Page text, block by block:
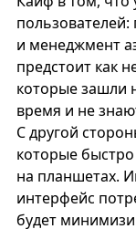
пользователей:
и менеджмент
предстоит как
которые зашли
время и не
С другой
которые
на планшетах.
интерфейс
будет